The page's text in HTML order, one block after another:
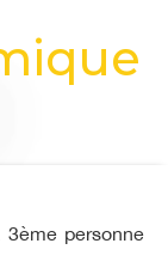
personne